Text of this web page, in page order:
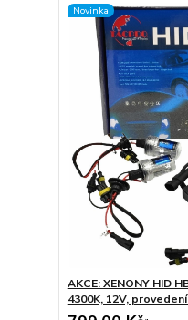
Novinka
AKCE: XENONY HID
4300K, 12V,